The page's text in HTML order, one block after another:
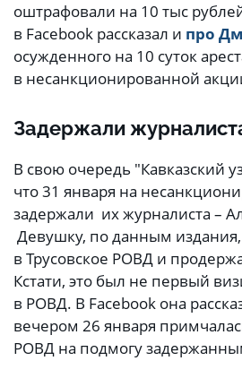
оштрафовали на 10 тыс
в Facebook рассказал и про
осужденного на 10 суток
в несанкционированной
Задержали
В свою очередь "Кавказский
что 31 января на
задержали их журналиста –
Девушку, по данным издания,
в Трусовское РОВД и
Кстати, это был не первый
в РОВД. В Facebook она
вечером 26 января
РОВД на подмогу